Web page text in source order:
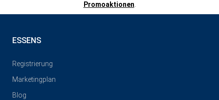
Promoaktionen.
ESSENS
Registrierung
Marketingplan
Blog